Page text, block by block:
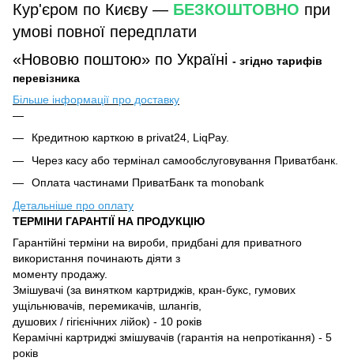
Кур'єром по Києву — БЕЗКОШТОВНО при
умові повної передплати
«Нововю поштою» по Україні - згідно тарифів
перевізника
Більше інформації про доставку
Кредитною карткою в privat24, LiqPay.
Через касу або термінал самообслуговування Приватбанк.
Оплата частинами ПриватБанк та monobank
Детальніше про оплату
ТЕРМІНИ ГАРАНТІЇ НА ПРОДУКЦІЮ
Гарантійні терміни на вироби, придбані для приватного
використання починають діяти з
моменту продажу.
Змішувачі (за винятком картриджів, кран-букс, гумових
ущільнювачів, перемикачів, шлангів,
душових / гігієнічних лійок) - 10 років
Керамічні картриджі змішувачів (гарантія на непротікання) - 5
років